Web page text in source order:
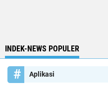
INDEK-NEWS POPULER
Aplikasi